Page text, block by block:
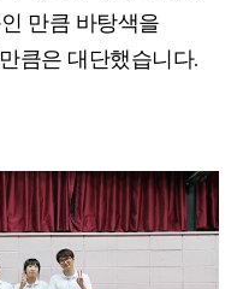
만큼 바탕색을
큼은 대단했습니다.